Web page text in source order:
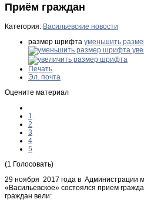
Приём граждан
Категория: Васильевские новости
размер шрифта уменьшить
Печать
Эл. почта
Оцените материал
1
2
3
4
5
(1 Голосовать)
29 ноября 2017 года в Администрации
«Васильевское» состоялся прием
граждан вели: